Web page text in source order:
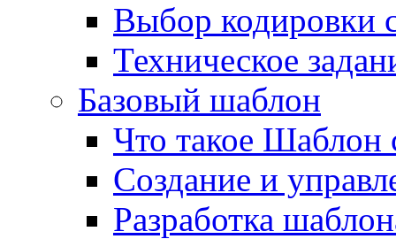
Выбор кодировки
Техническое
Базовый шаблон
Что такое Шаблон
Создание и
Разработка